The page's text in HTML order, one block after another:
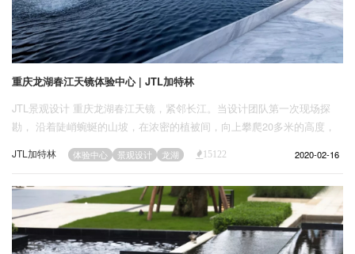
重庆龙湖春江天镜体验中心 | JTL加特林
JTL景观设计 重庆龙湖春江天镜，紧邻长江。当设计团队第一次现场探
勘， 沿着陡峭蜿蜒的山坡，在浓密的植被间，向上攀爬20多米的高度，
很是辛苦，终于来到预计的建筑室内高度，回首一望，立刻被眼前壮美的
江面风光所震撼，登高远眺，之前攀爬的辛苦变得值得。这种最初的、强
种由场地自发的林地穿行与回首震撼的感觉。
JTL加特林 体验中心 景观设计 龙湖 15122 2020-02-16